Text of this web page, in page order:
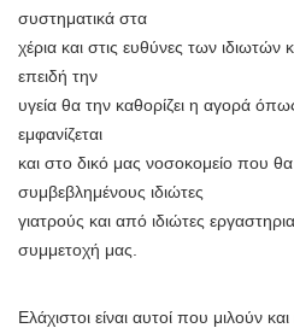
συστηματικά στα
χέρια και στις ευθύνες των ιδιωτών
επειδή την
υγεία θα την καθορίζει η αγορά
εμφανίζεται
και στο δικό μας νοσοκομείο που
συμβεβλημένους ιδιώτες
γιατρούς και από ιδιώτες
συμμετοχή μας.
Ελάχιστοι είναι αυτοί που μιλούν